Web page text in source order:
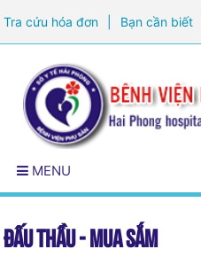
Tra cứu hóa đơn Bạn cần biết
Đăng ký khám sức khỏe
MENU
Đấu thầu - Mua sắm